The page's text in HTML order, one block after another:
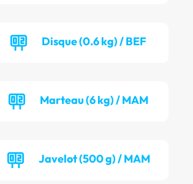
Disque (0.6 kg) / BEF
Marteau (6 kg) / MAM
Javelot (500 g) / MAM